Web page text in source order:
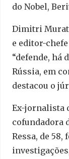
do Nobel,
Dimitri
e editor-
“defende, há
Rússia, em
destacou o
Ex-jornalista
cofundadora
Ressa, de